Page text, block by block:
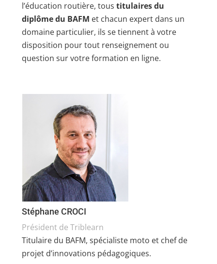
l’éducation routière, tous titulaires du
diplôme du BAFM et chacun expert dans un
domaine particulier, ils se tiennent à votre
disposition pour tout renseignement ou
question sur votre formation en ligne.
Stéphane CROCI
Président de Triblearn
Titulaire du BAFM, spécialiste moto et chef de
projet d’innovations pédagogiques.